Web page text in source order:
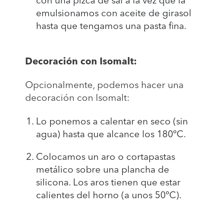
emulsionamos con aceite de girasol
hasta que tengamos una pasta fina.
Decoración con Isomalt:
Opcionalmente, podemos hacer una
decoración con Isomalt:
Lo ponemos a calentar en seco (sin
agua) hasta que alcance los 180ºC.
Colocamos un aro o cortapastas
metálico sobre una plancha de
silicona. Los aros tienen que estar
calientes del horno (a unos 50ºC).